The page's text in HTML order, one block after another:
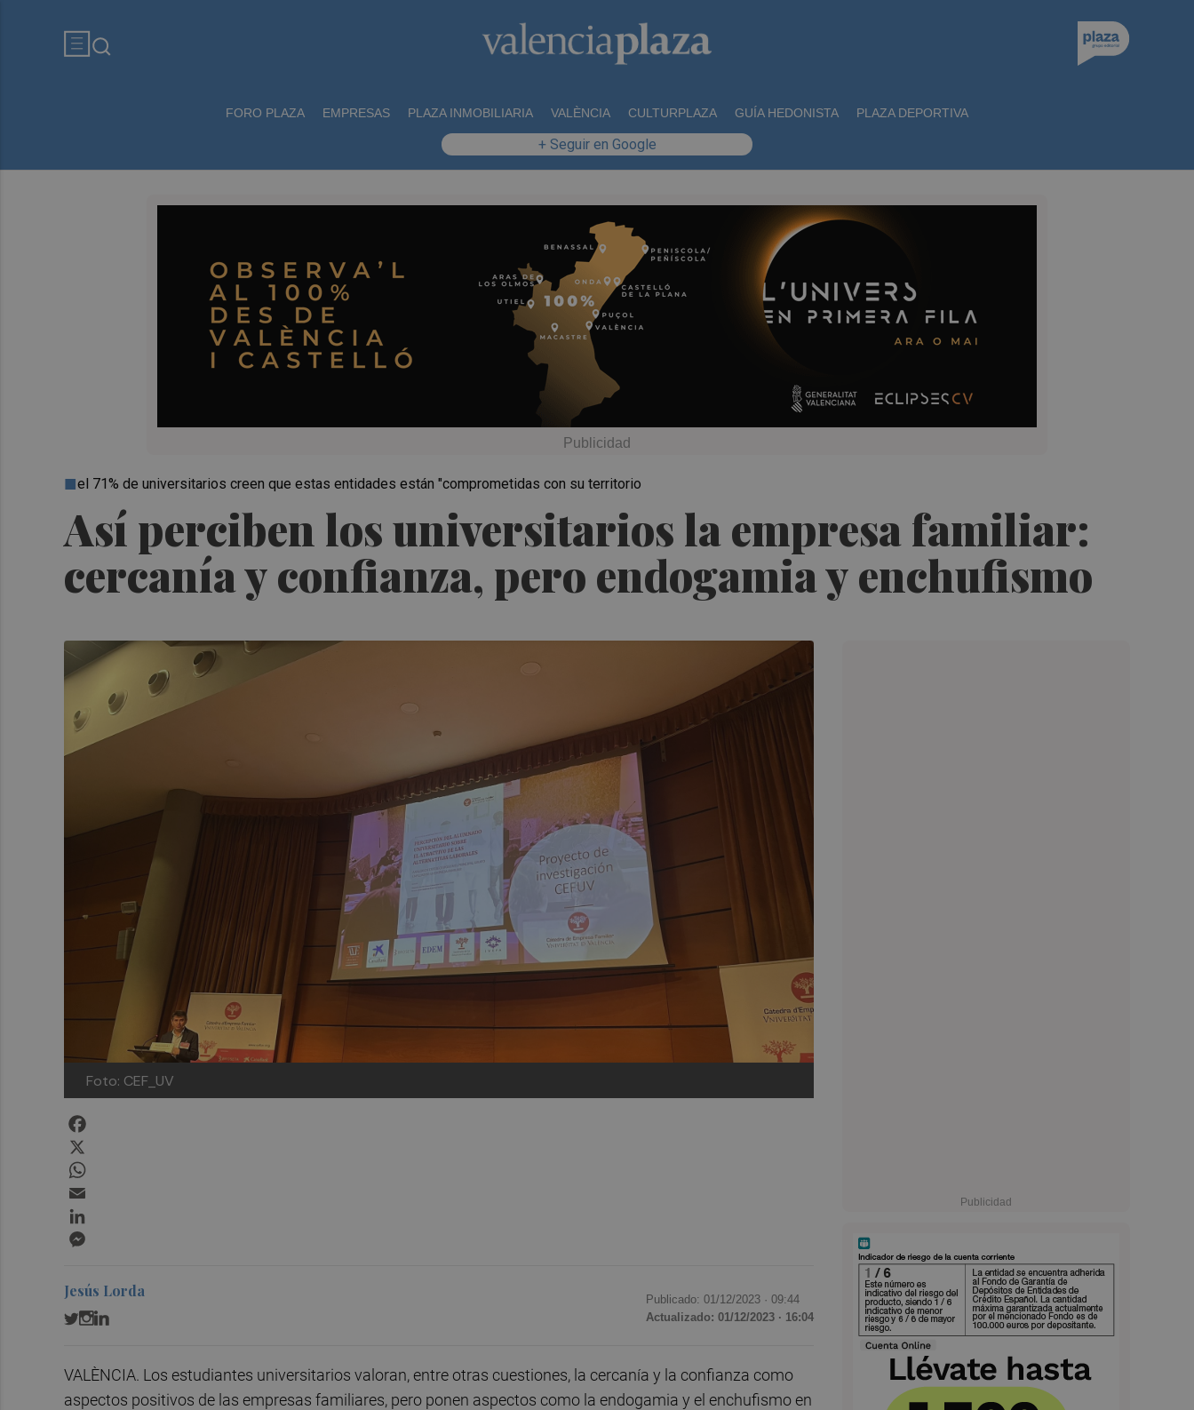
FORO PLAZA EMPRESAS PLAZA INMOBILIARIA VALÈNCIA CULTURPLAZA GUÍA HEDONISTA PLAZA DEPORTIVA
+ Seguir en Google
Así perciben los universitarios la empresa familiar:
cercanía y confianza, pero endogamia y enchufismo
el 71% de universitarios creen que estas entidades están "comprometidas con su territorio
Foto: CEF_UV
Jesús Lorda Publicado: 01/12/2023 · 09:44
Actualizado: 01/12/2023 · 16:04
VALÈNCIA. Los estudiantes universitarios valoran, entre otras cuestiones, la cercanía y la confianza como
aspectos positivos de las empresas familiares, pero ponen aspectos como la endogamia y el enchufismo en